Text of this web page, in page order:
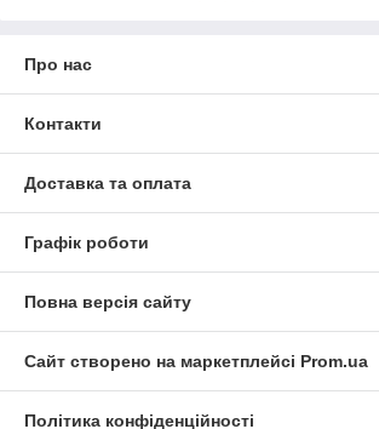
Про нас
Контакти
Доставка та оплата
Графік роботи
Повна версія сайту
Сайт створено на маркетплейсі Prom.ua
Політика конфіденційності